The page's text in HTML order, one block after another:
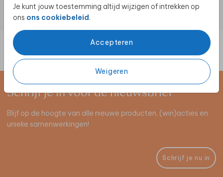
Je kunt jouw toestemming altijd wijzigen of intrekken op
ons ons cookiebeleid.
Accepteren
Weigeren
Schrijf je in voor de nieuwsbrief
Blijf op de hoogte van alle nieuwe producten, (win)acties en
unieke samenwerkingen!
Schrijf je nu in